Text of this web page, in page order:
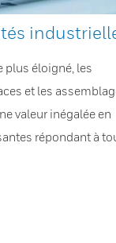
plus éloigné, les
et les
valeur inégalée en
répondant à